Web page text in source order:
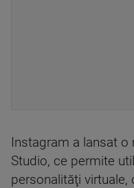
Instagram a lansat o
Studio, ce permite
personalităţi virtuale,